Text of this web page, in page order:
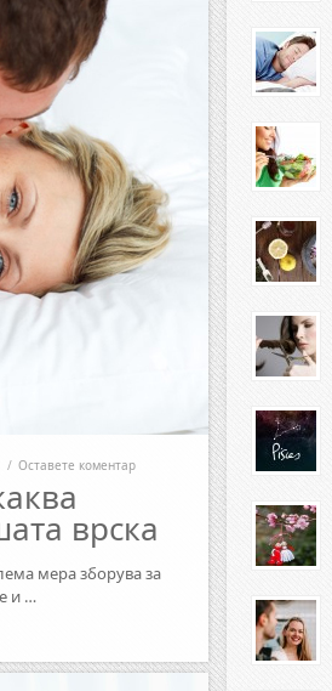
/ Оставете коментар
врска
мера зборува за
и …